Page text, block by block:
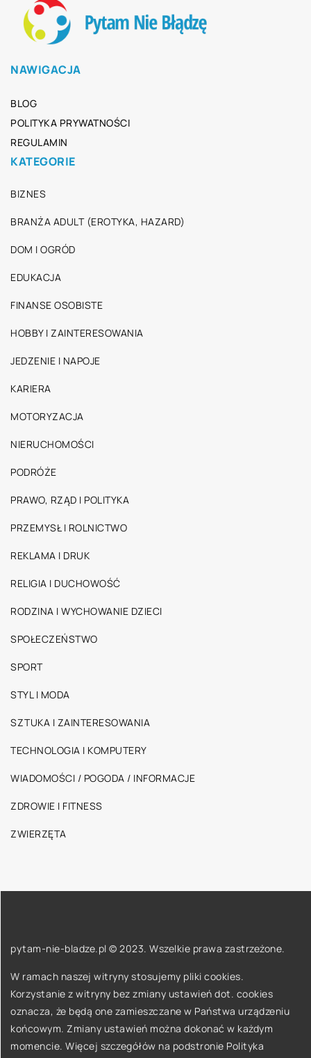
NAWIGACJA
BLOG
POLITYKA PRYWATNOŚCI
REGULAMIN
KATEGORIE
BIZNES
BRANŻA ADULT (EROTYKA, HAZARD)
DOM I OGRÓD
EDUKACJA
FINANSE OSOBISTE
HOBBY I ZAINTERESOWANIA
JEDZENIE I NAPOJE
KARIERA
MOTORYZACJA
NIERUCHOMOŚCI
PODRÓŻE
PRAWO, RZĄD I POLITYKA
PRZEMYSŁ I ROLNICTWO
REKLAMA I DRUK
RELIGIA I DUCHOWOŚĆ
RODZINA I WYCHOWANIE DZIECI
SPOŁECZEŃSTWO
SPORT
STYL I MODA
SZTUKA I ZAINTERESOWANIA
TECHNOLOGIA I KOMPUTERY
WIADOMOŚCI / POGODA / INFORMACJE
ZDROWIE I FITNESS
ZWIERZĘTA
pytam-nie-bladze.pl © 2023. Wszelkie prawa zastrzeżone.
W ramach naszej witryny stosujemy pliki cookies.
Korzystanie z witryny bez zmiany ustawień dot. cookies
oznacza, że będą one zamieszczane w Państwa urządzeniu
końcowym. Zmiany ustawień można dokonać w każdym
momencie. Więcej szczegółów na podstronie Polityka